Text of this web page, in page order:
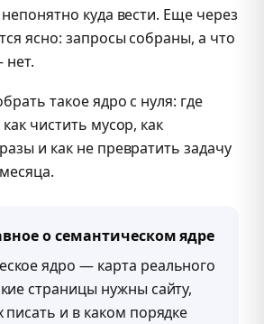
куда вести. Еще через
ясно: запросы собраны, а что
такое ядро с нуля: где
чистить мусор, как
и как не превратить задачу
о семантическом ядре
ядро — карта реального
страницы нужны сайту,
писать и в каком порядке